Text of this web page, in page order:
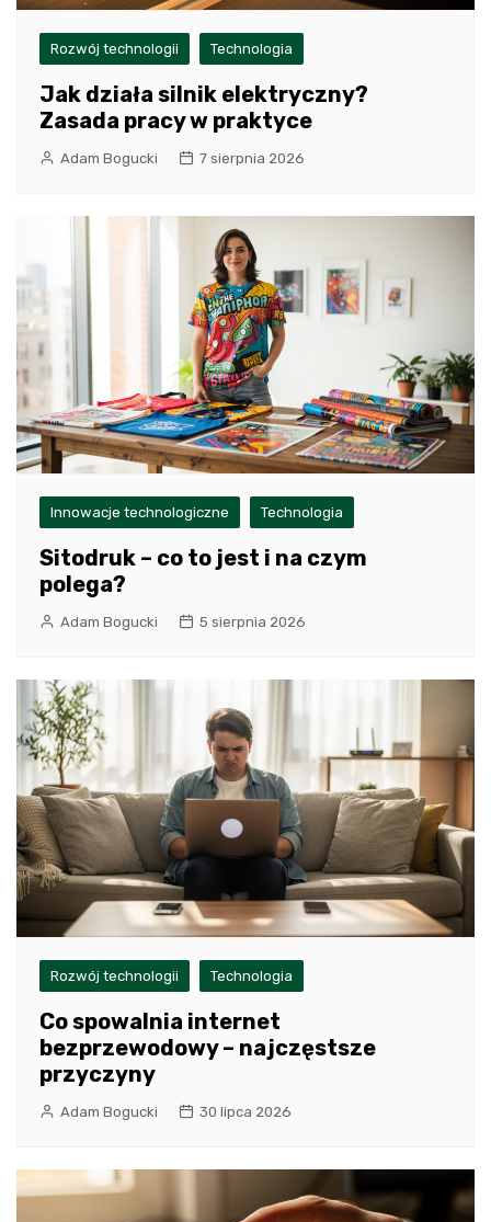
Rozwój technologii Technologia
Jak działa silnik elektryczny?
Zasada pracy w praktyce
Adam Bogucki 7 sierpnia 2026
Innowacje technologiczne Technologia
Sitodruk – co to jest i na czym
polega?
Adam Bogucki 5 sierpnia 2026
Rozwój technologii Technologia
Co spowalnia internet
bezprzewodowy – najczęstsze
przyczyny
Adam Bogucki 30 lipca 2026